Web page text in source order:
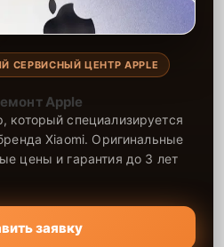
СЕРВИСНЫЙ ЦЕНТР APPLE
Apple
специализируется
Xiaomi. Оригинальные
цены и гарантия до 3 лет
заявку